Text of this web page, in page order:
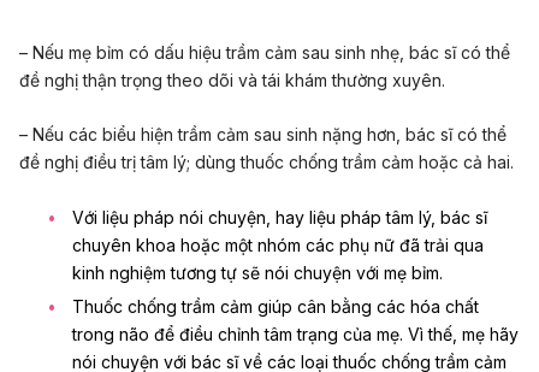
– Nếu mẹ bỉm có dấu hiệu trầm cảm sau sinh nhẹ, bác sĩ có thể
đề nghị thận trọng theo dõi và tái khám thường xuyên.
– Nếu các biểu hiện trầm cảm sau sinh nặng hơn, bác sĩ có thể
đề nghị điều trị tâm lý; dùng thuốc chống trầm cảm hoặc cả hai.
Với liệu pháp nói chuyện, hay liệu pháp tâm lý, bác sĩ
chuyên khoa hoặc một nhóm các phụ nữ đã trải qua
kinh nghiệm tương tự sẽ nói chuyện với mẹ bỉm.
Thuốc chống trầm cảm giúp cân bằng các hóa chất
trong não để điều chỉnh tâm trạng của mẹ. Vì thế, mẹ hãy
nói chuyện với bác sĩ về các loại thuốc chống trầm cảm